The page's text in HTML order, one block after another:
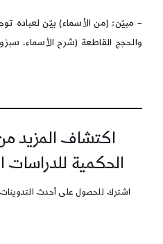
– مبيّن: (من الأسماء) بيّن لعباده
والحجج القاطعة (شرح الأسماء،
اكتشاف المزيد
الحكمية للدراسات
اشترك للحصول على أحدث التدوينات